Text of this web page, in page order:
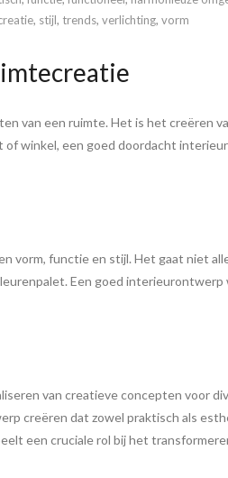
, stijl, trends, verlichting, vorm
van een ruimte. Het is het creëren
winkel, een goed doordacht
vorm, functie en stijl. Het gaat niet
Een goed
van creatieve concepten voor
creëren dat zowel praktisch als
een cruciale rol bij het